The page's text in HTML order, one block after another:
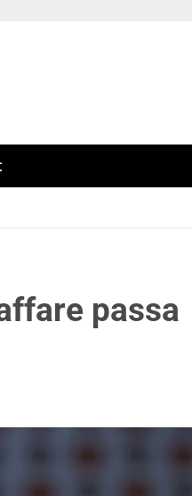
passa